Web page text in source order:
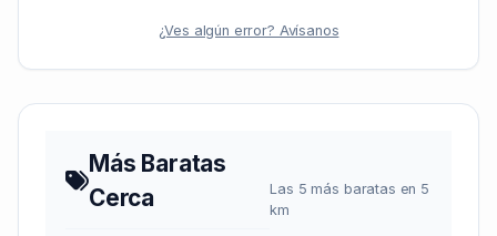
¿Ves algún error? Avísanos
Más Baratas
Cerca
Las 5 más baratas en 5
km